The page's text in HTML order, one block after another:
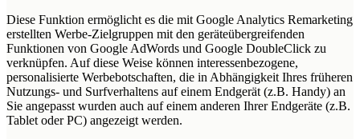
Diese Funktion ermöglicht es die mit Google Analytics Remarketing
erstellten Werbe-Zielgruppen mit den geräteübergreifenden
Funktionen von Google AdWords und Google DoubleClick zu
verknüpfen. Auf diese Weise können interessenbezogene,
personalisierte Werbebotschaften, die in Abhängigkeit Ihres früheren
Nutzungs- und Surfverhaltens auf einem Endgerät (z.B. Handy) an
Sie angepasst wurden auch auf einem anderen Ihrer Endgeräte (z.B.
Tablet oder PC) angezeigt werden.